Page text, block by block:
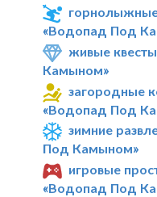
«Водопад Под
живые
Камыном»
загородные
«Водопад Под
зимние
Под Камыном»
игровые
«Водопад Под